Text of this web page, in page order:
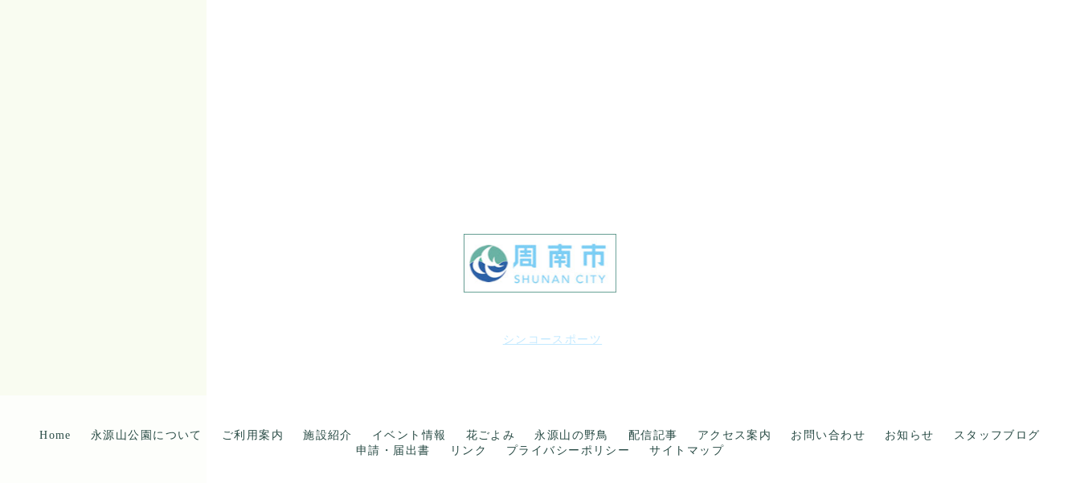
シンコースポーツ
Home 永源山公園について ご利用案内 施設紹介 イベント情報 花ごよみ 永源山の野鳥 配信記事 アクセス案内 お問い合わせ お知らせ
スタッフブログ
申請・届出書
リンク プライバシーポリシー サイトマップ